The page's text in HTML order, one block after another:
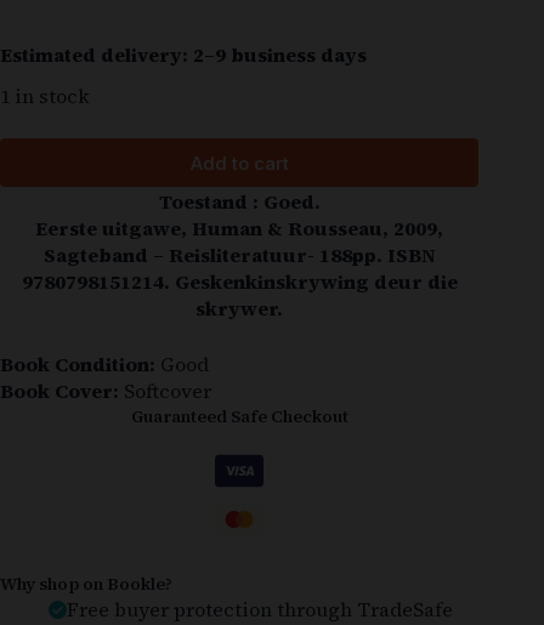
Estimated delivery: 2–9 business days
1 in stock
Add to cart
Toestand : Goed.
Eerste uitgawe, Human & Rousseau, 2009,
Sagteband – Reisliteratuur- 188pp. ISBN
9780798151214. Geskenkinskrywing deur die
skrywer.
Book Condition: Good
Book Cover: Softcover
Guaranteed Safe Checkout
Why shop on Bookle?
Free buyer protection through TradeSafe